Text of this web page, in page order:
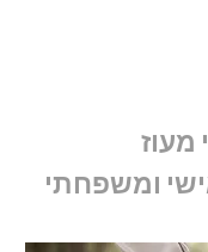
מעוז
אישי ומשפחתי